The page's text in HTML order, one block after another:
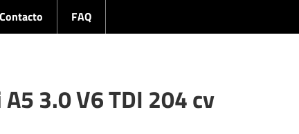
Contacto FAQ
3.0 V6 TDI 204 cv